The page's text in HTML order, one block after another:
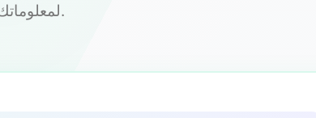
لمعلوماتك الشخصية.